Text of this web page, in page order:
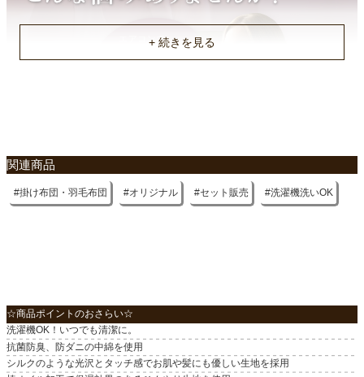
関連商品
掛け布団・羽毛布団 オリジナル セット販売 洗濯機洗いOK
☆商品ポイントのおさらい☆
洗濯機OK！いつでも清潔に。
抗菌防臭、防ダニの中綿を使用
シルクのような光沢とタッチ感でお肌や髪にも優しい生地を採用